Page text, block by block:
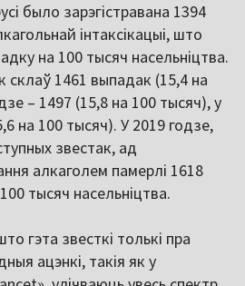
было зарэгістравана 1394
інтаксікацыі, што
на 100 тысяч насельніцтва.
склаў 1461 выпадак (15,4 на
– 1497 (15,8 на 100 тысяч), у
на 100 тысяч). У 2019 годзе,
звестак, ад
алкаголем памерлі 1618
тысяч насельніцтва.
гэта звесткі толькі пра
ацэнкі, такія як у